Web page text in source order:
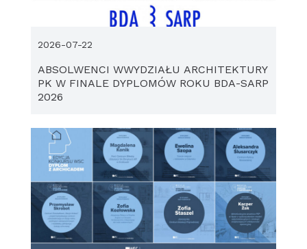
ABSOLWENCI WWYDZIAŁU ARCHITEKTURY
PK W FINALE DYPLOMÓW ROKU BDA-SARP
2026
2026-07-22